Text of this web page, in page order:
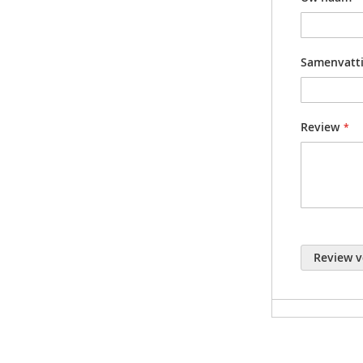
with
ideal
11
Review
Review